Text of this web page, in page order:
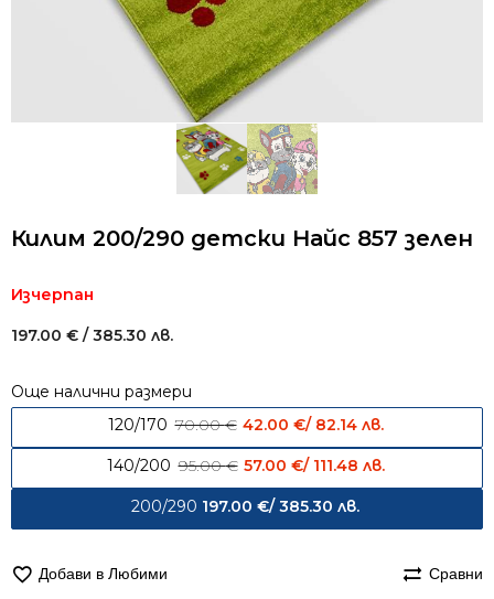
Килим 200/290 детски Найс 857 зелен
Изчерпан
197.00 € / 385.30 лв.
Още налични размери
120/170 70.00€ Original price was: 70.00 € /
42.00 €/ 82.14 лв.
140/200 95.00€ Original price was: 95.00 € /
57.00 €/ 111.48 лв.
200/290 197.00 €/ 385.30 лв.
Добави в Любими Сравни